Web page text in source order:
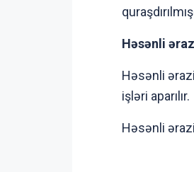
Həsənli
Həsənli
işləri aparılır.
Həsənli